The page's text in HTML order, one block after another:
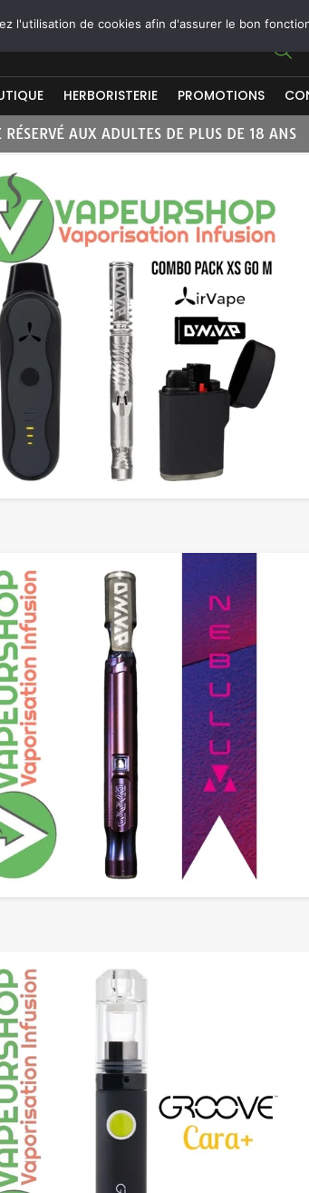
HERBORISTERIE PROMOTIONS
RÉSERVÉ AUX ADULTES DE PLUS DE 18 ANS
l'utilisation de cookies afin d'assurer le bon